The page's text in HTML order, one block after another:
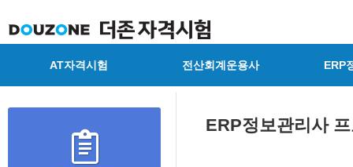
AT자격시험 전산회계운용사 ERP
ERP정보관리사